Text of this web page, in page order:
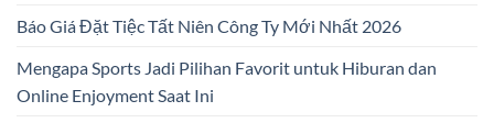
Báo Giá Đặt Tiệc Tất Niên Công Ty Mới Nhất 2026
Mengapa Sports Jadi Pilihan Favorit untuk Hiburan dan
Online Enjoyment Saat Ini